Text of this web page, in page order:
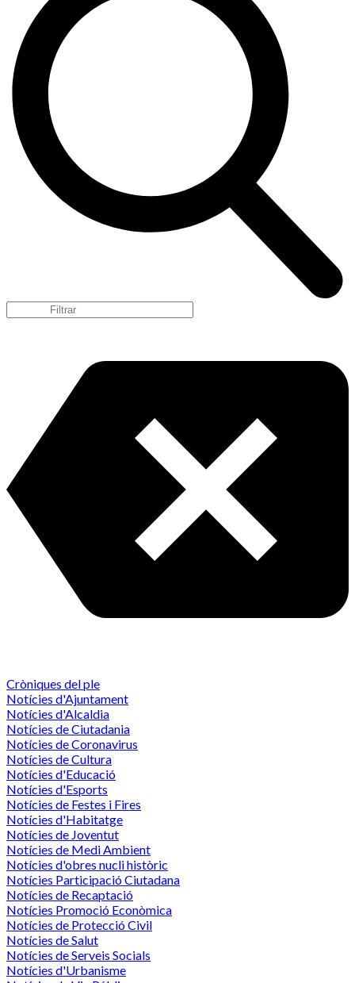
Cròniques del ple
Notícies d'Ajuntament
Notícies d'Alcaldia
Notícies de Ciutadania
Notícies de Coronavirus
Notícies de Cultura
Notícies d'Educació
Notícies d'Esports
Notícies de Festes i Fires
Notícies d'Habitatge
Notícies de Joventut
Notícies de Medi Ambient
Notícies d'obres nucli històric
Notícies Participació Ciutadana
Notícies de Recaptació
Notícies Promoció Econòmica
Notícies de Protecció Civil
Notícies de Salut
Notícies de Serveis Socials
Notícies d'Urbanisme